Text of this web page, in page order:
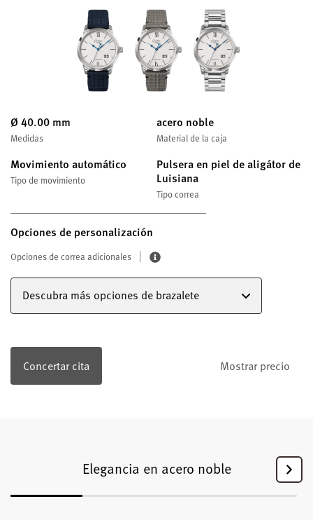
Ø 40.00 mm
Medidas
acero noble
Material de la caja
Movimiento automático
Tipo de movimiento
Pulsera en piel de aligátor de
Luisiana
Tipo correa
Opciones de personalización
Opciones de correa adicionales
Descubra más opciones de brazalete
Concertar cita Mostrar precio
Elegancia en acero noble